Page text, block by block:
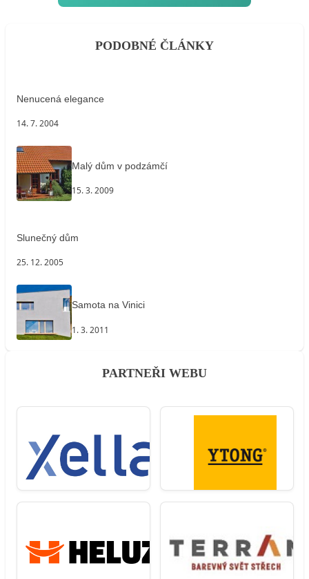
PODOBNÉ ČLÁNKY
Nenucená elegance
14. 7. 2004
Malý dům v podzámčí
15. 3. 2009
Slunečný dům
25. 12. 2005
Samota na Vinici
1. 3. 2011
PARTNEŘI WEBU